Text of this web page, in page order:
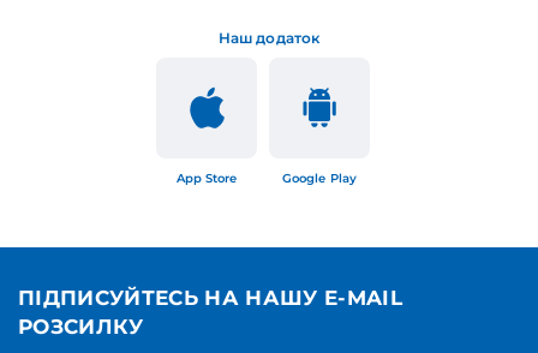
Наш додаток
App Store Google Play
ПІДПИСУЙТЕСЬ НА НАШУ E-MAIL
РОЗСИЛКУ